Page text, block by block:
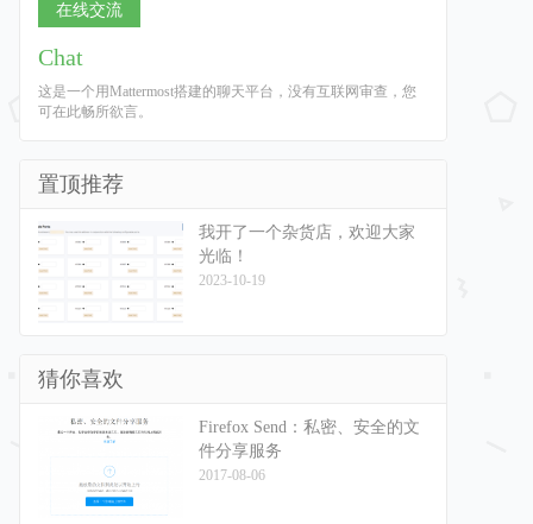
在线交流
Chat
这是一个用Mattermost搭建的聊天平台，没有互联网审查，您
可在此畅所欲言。
置顶推荐
我开了一个杂货店，欢迎大家
光临！
2023-10-19
猜你喜欢
Firefox Send：私密、安全的文
件分享服务
2017-08-06